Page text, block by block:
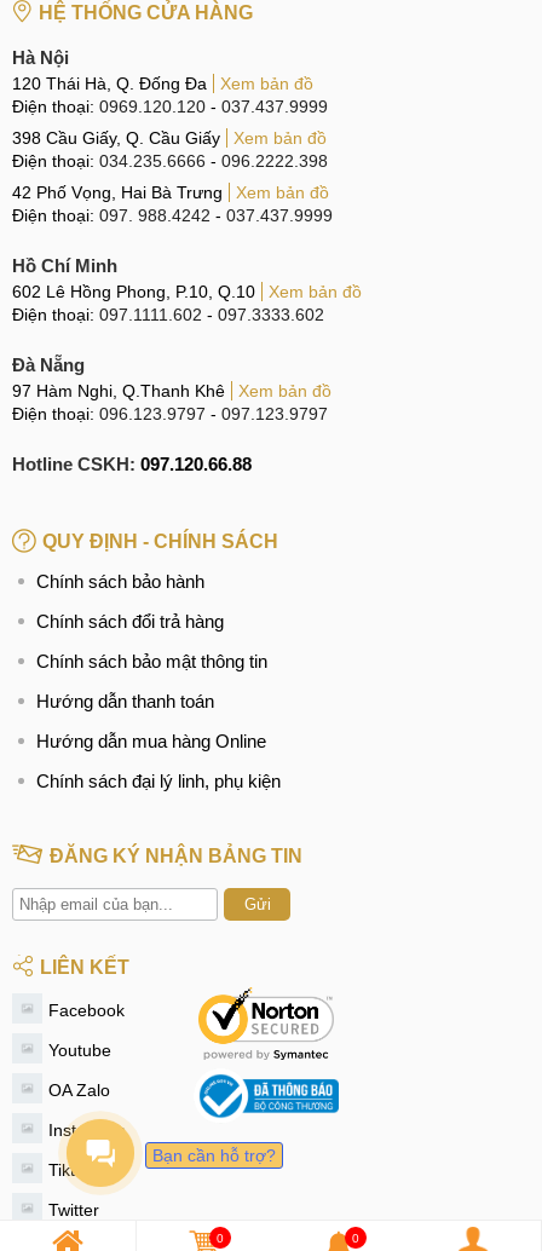
HỆ THỐNG CỬA HÀNG
Hà Nội
120 Thái Hà, Q. Đống Đa
Xem bản đồ
Điện thoại: 0969.120.120 - 037.437.9999
398 Cầu Giấy, Q. Cầu Giấy
Xem bản đồ
Điện thoại: 034.235.6666 - 096.2222.398
42 Phố Vọng, Hai Bà Trưng
Xem bản đồ
Điện thoại: 097. 988.4242 - 037.437.9999
Hồ Chí Minh
602 Lê Hồng Phong, P.10, Q.10
Xem bản đồ
Điện thoại: 097.1111.602 - 097.3333.602
Đà Nẵng
97 Hàm Nghi, Q.Thanh Khê
Xem bản đồ
Điện thoại: 096.123.9797 - 097.123.9797
Hotline CSKH: 097.120.66.88
QUY ĐỊNH - CHÍNH SÁCH
Chính sách bảo hành
Chính sách đổi trả hàng
Chính sách bảo mật thông tin
Hướng dẫn thanh toán
Hướng dẫn mua hàng Online
Chính sách đại lý linh, phụ kiện
ĐĂNG KÝ NHẬN BẢNG TIN
Gửi
LIÊN KẾT
Facebook
Youtube
OA Zalo
Instagram
Tiktok
Twitter
0 0
Bạn cần hỗ trợ?